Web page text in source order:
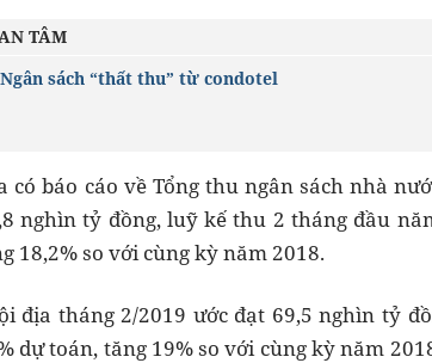
TÂM
Ngân sách “thất thu” từ condotel
có báo cáo về Tổng thu ngân sách nhà
nghìn tỷ đồng, luỹ kế thu 2 tháng đầu
18,2% so với cùng kỳ năm 2018.
địa tháng 2/2019 ước đạt 69,5 nghìn tỷ
dự toán, tăng 19% so với cùng kỳ năm